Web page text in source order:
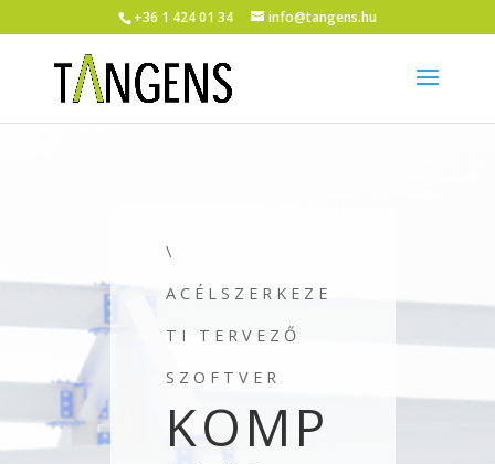
+36 1 424 01 34 info@tangens.hu
\
ACÉLSZERKEZE
TI TERVEZŐ
SZOFTVER
KOMP